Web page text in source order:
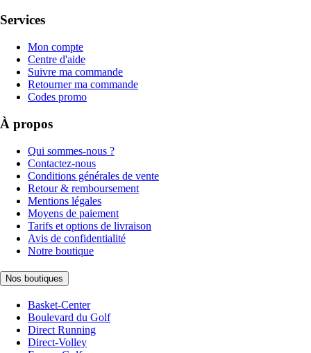
Services
Mon compte
Centre d'aide
Suivre ma commande
Retourner ma commande
Codes promo
À propos
Qui sommes-nous ?
Contactez-nous
Conditions générales de vente
Retour & remboursement
Mentions légales
Moyens de paiement
Tarifs et options de livraison
Avis de confidentialité
Notre boutique
Nos boutiques
Basket-Center
Boulevard du Golf
Direct Running
Direct-Volley